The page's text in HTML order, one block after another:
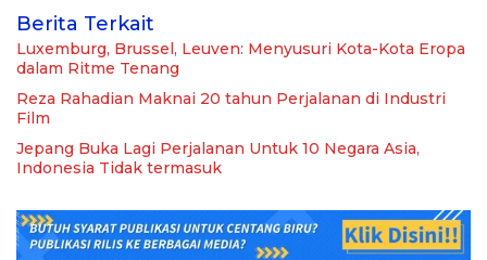
Berita Terkait
Luxemburg, Brussel, Leuven: Menyusuri Kota-Kota Eropa
dalam Ritme Tenang
Reza Rahadian Maknai 20 tahun Perjalanan di Industri
Film
Jepang Buka Lagi Perjalanan Untuk 10 Negara Asia,
Indonesia Tidak termasuk